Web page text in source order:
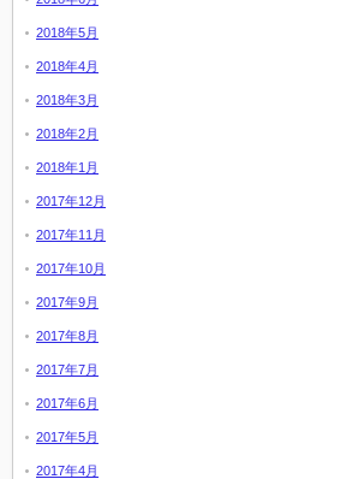
2018年5月
2018年4月
2018年3月
2018年2月
2018年1月
2017年12月
2017年11月
2017年10月
2017年9月
2017年8月
2017年7月
2017年6月
2017年5月
2017年4月